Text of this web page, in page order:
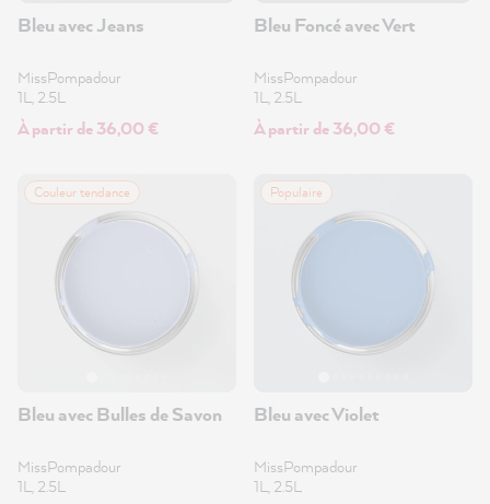
Bleu avec Jeans
MissPompadour
1L, 2.5L
À partir de 36,00 €
Bleu Foncé avec Vert
MissPompadour
1L, 2.5L
À partir de 36,00 €
Couleur tendance
Bleu avec Bulles de Savon
MissPompadour
1L, 2.5L
Populaire
Bleu avec Violet
MissPompadour
1L, 2.5L